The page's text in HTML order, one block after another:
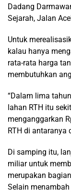
Dadang
Sejarah, Jalan
Untuk
kalau hanya
rata-rata harga
membutuhkan
“Dalam lima
lahan RTH itu
menganggarkan
RTH di antaranya
Di samping itu,
miliar untuk
merupakan
Selain